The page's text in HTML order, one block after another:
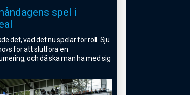
spel i
det, vad det nu spelar för roll. Sju
för att slutföra en
och då ska man ha med sig